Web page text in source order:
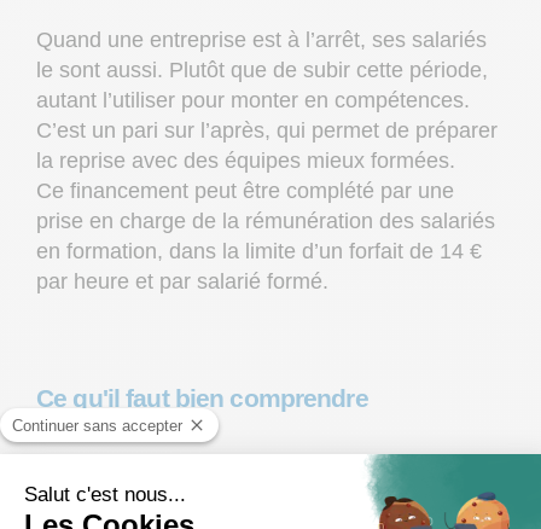
Quand une entreprise est à l’arrêt, ses salariés
le sont aussi. Plutôt que de subir cette période,
autant l’utiliser pour monter en compétences.
C’est un pari sur l’après, qui permet de préparer
la reprise avec des équipes mieux formées.
Ce financement peut être complété par une
prise en charge de la rémunération des salariés
en formation, dans la limite d’un forfait de 14 €
par heure et par salarié formé.
Ce qu'il faut bien comprendre
les 1 500 € constituent une enveloppe
complémentaire, pas la totalité de l’aide. Le